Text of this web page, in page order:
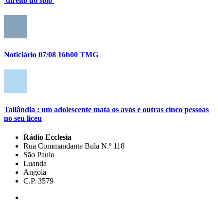
Noticiário 07/08 16h00 TMG
Tailândia : um adolescente mata os avós e outras cinco pessoas
no seu liceu
Rádio Ecclesia
Rua Commandante Bula N.º 118
São Paulo
Luanda
Angola
C.P. 3579